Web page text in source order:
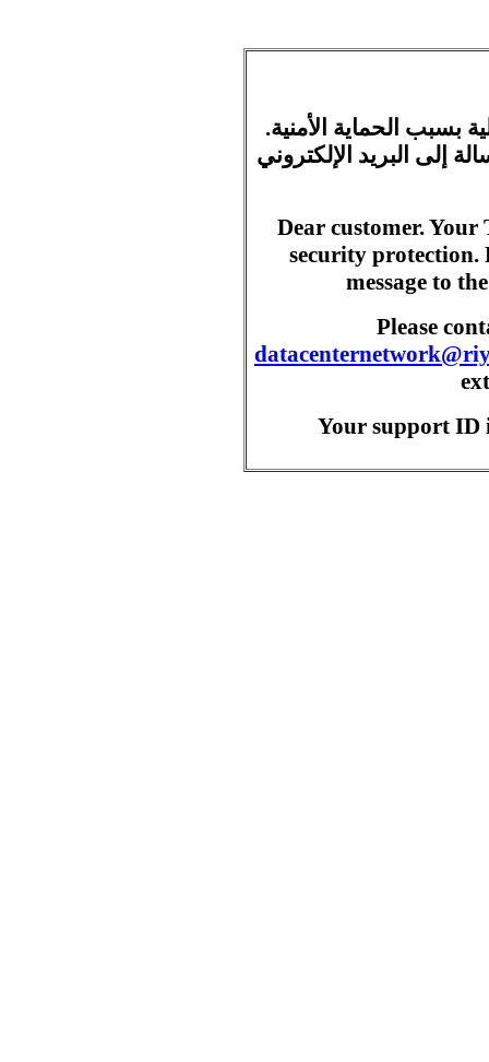
بسبب الحماية الأمنية.
إلى البريد الإلكتروني
Dear customer. Your
security protection.
message to
Please
Your support ID